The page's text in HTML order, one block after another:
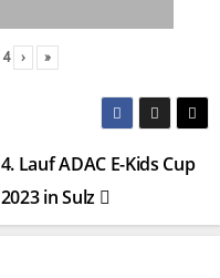
4 › »
4. Lauf ADAC E-Kids Cup
2023 in Sulz